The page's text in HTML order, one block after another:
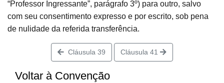
“Professor Ingressante”, parágrafo 3º) para outro, salvo
com seu consentimento expresso e por escrito, sob pena
de nulidade da referida transferência.
Cláusula 39 Cláusula 41
Voltar à Convenção